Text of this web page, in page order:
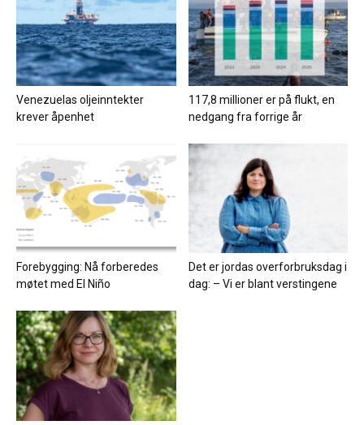
Venezuelas oljeinntekter
krever åpenhet
117,8 millioner er på flukt, en
nedgang fra forrige år
Forebygging: Nå forberedes
møtet med El Niño
Det er jordas overforbruksdag i
dag: – Vi er blant verstingene